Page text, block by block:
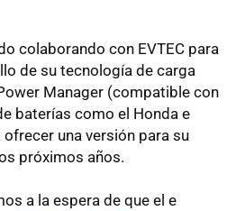
colaborando con EVTEC para
de su tecnología de carga
Manager (compatible con
baterías como el Honda e
una versión para su
próximos años.
a la espera de que el e